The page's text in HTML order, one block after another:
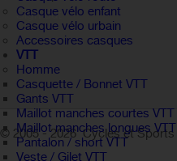
Casque vélo enfant
Casque vélo urbain
Accessoires casques
VTT
Homme
Casquette / Bonnet VTT
Gants VTT
Maillot manches courtes VTT
Maillot manches longues VTT
Pantalon / short VTT
Veste / Gilet VTT
Sign out
© 2005 -2026 Cycles et Sports |